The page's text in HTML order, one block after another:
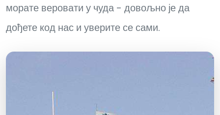
морате веровати у чуда - довољно је да
дођете код нас и уверите се сами.